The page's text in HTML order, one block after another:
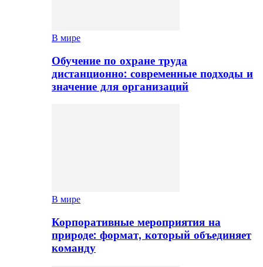
В мире
Обучение по охране труда
дистанционно: современные подходы и
значение для организаций
В мире
Корпоративные мероприятия на
природе: формат, который объединяет
команду